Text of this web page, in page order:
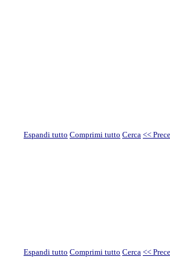
Espandi tutto Comprimi tutto Cerca <<
Espandi tutto Comprimi tutto Cerca <<